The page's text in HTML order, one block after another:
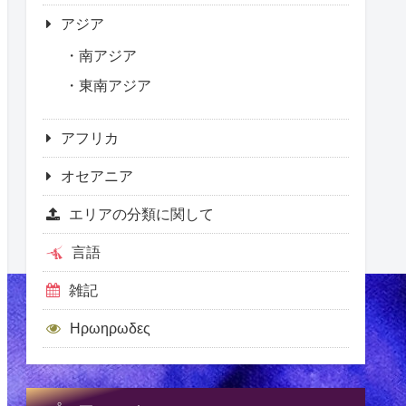
アジア
南アジア
東南アジア
アフリカ
オセアニア
エリアの分類に関して
言語
雑記
Ηρωηρωδες